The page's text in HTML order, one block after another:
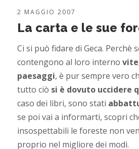
2 MAGGIO 2007
La carta e le sue
Ci si può fidare di Geca. Perchè
contengono al loro interno
paesaggi, è pur sempre vero
tutto ciò si è dovuto uccidere
caso dei libri, sono stati
se poi vai a informarti, scopri
insospettabili le foreste non
proprio nel migliore dei modi.